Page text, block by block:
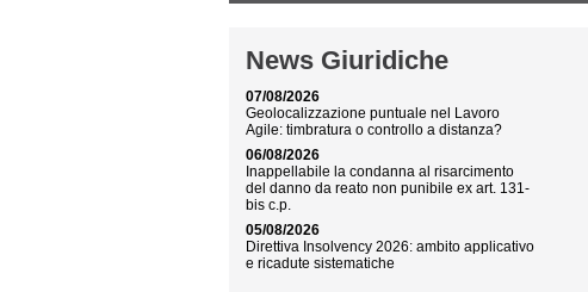
News Giuridiche
07/08/2026
Geolocalizzazione puntuale nel Lavoro
Agile: timbratura o controllo a distanza?
06/08/2026
Inappellabile la condanna al risarcimento
del danno da reato non punibile ex art. 131-
bis c.p.
05/08/2026
Direttiva Insolvency 2026: ambito applicativo
e ricadute sistematiche